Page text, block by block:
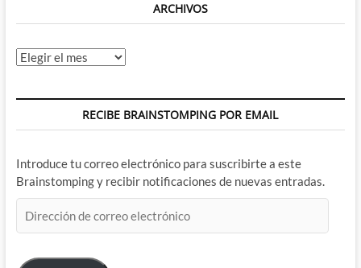
ARCHIVOS
Archivos
RECIBE BRAINSTOMPING POR EMAIL
Introduce tu correo electrónico para suscribirte a este
Brainstomping y recibir notificaciones de nuevas entradas.
de
electrónico